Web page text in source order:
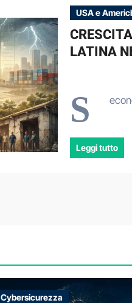
USA e
LATINA
S
Leggi tutto
Cybersicurezza